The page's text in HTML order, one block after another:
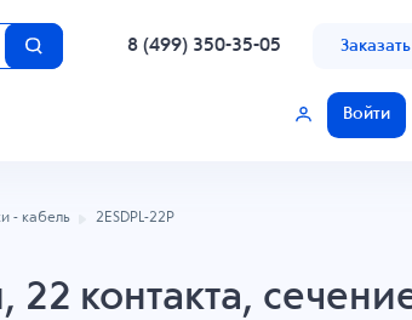
8 (499) 350-35-05
Войти
- кабель 2ESDPL-22P
22 контакта,